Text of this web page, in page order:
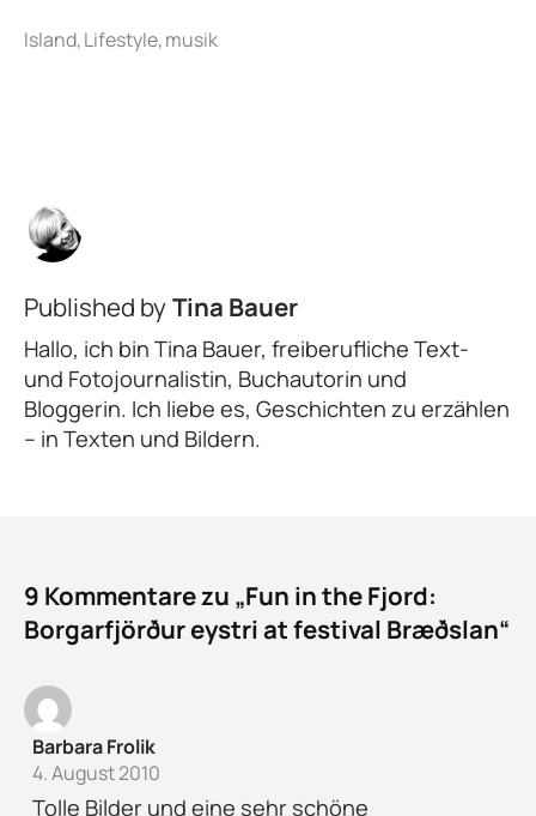
Published byTina Bauer
Hallo, ich bin Tina Bauer, freiberufliche Text-
und Fotojournalistin, Buchautorin und
Bloggerin. Ich liebe es, Geschichten zu erzählen
– in Texten und Bildern.
9 Kommentare zu „Fun in the Fjord:
Borgarfjörður eystri at festival Bræðslan“
Barbara Frolik
4. August 2010
Tolle Bilder und eine sehr schöne